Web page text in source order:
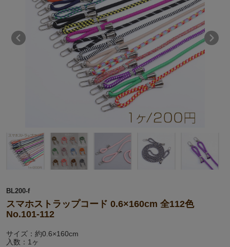
BL200-f
スマホストラップコード 0.6×160cm 全112色
No.101-112
サイズ：約0.6×160cm
入数：1ヶ